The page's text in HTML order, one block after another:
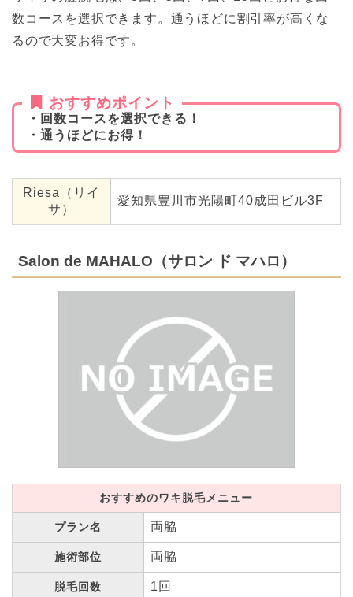
数コースを選択できます。通うほどに割引率が高くな
るので大変お得です。
おすすめポイント
・回数コースを選択できる！
・通うほどにお得！
Riesa（リイ
サ）
愛知県豊川市光陽町40成田ビル3F
Salon de MAHALO（サロン ド マハロ）
おすすめのワキ脱毛メニュー
プラン名 両脇
施術部位 両脇
脱毛回数 1回